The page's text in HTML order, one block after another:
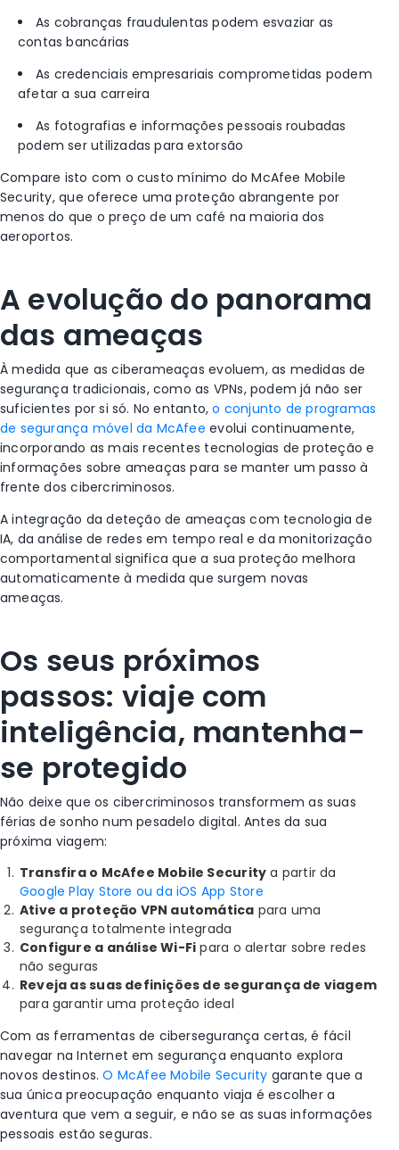
As cobranças fraudulentas podem esvaziar as
contas bancárias
As credenciais empresariais comprometidas podem
afetar a sua carreira
As fotografias e informações pessoais roubadas
podem ser utilizadas para extorsão
Compare isto com o custo mínimo do McAfee Mobile
Security, que oferece uma proteção abrangente por
menos do que o preço de um café na maioria dos
aeroportos.
A evolução do panorama
das ameaças
À medida que as ciberameaças evoluem, as medidas de
segurança tradicionais, como as VPNs, podem já não ser
suficientes por si só. No entanto,o conjunto de programas
de segurança móvel da McAfee evolui continuamente,
incorporando as mais recentes tecnologias de proteção e
informações sobre ameaças para se manter um passo à
frente dos cibercriminosos.
A integração da deteção de ameaças com tecnologia de
IA, da análise de redes em tempo real e da monitorização
comportamental significa que a sua proteção melhora
automaticamente à medida que surgem novas
ameaças.
Os seus próximos
passos: viaje com
inteligência, mantenha-
se protegido
Não deixe que os cibercriminosos transformem as suas
férias de sonho num pesadelo digital. Antes da sua
próxima viagem:
Transfira o McAfee Mobile Security a partir da
Google Play Store ou da iOS App Store
Ative a proteção VPN automática para uma
segurança totalmente integrada
Configure a análise Wi-Fi para o alertar sobre redes
não seguras
Reveja as suas definições de segurança de viagem
para garantir uma proteção ideal
Com as ferramentas de cibersegurança certas, é fácil
navegar na Internet em segurança enquanto explora
novos destinos.O McAfee Mobile Security garante que a
sua única preocupação enquanto viaja é escolher a
aventura que vem a seguir, e não se as suas informações
pessoais estão seguras.